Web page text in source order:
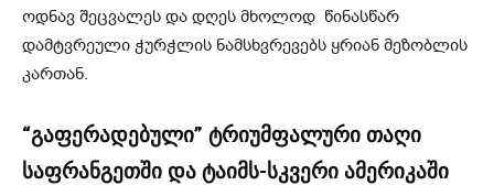
ოდნავ შეცვალეს და დღეს მხოლოდ წინასწარ
დამტვრეული ჭურჭლის ნამსხვრევებს ყრიან მეზობლის
კართან.
“გაფერადებული” ტრიუმფალური თაღი
საფრანგეთში და ტაიმს-სკვერი ამერიკაში